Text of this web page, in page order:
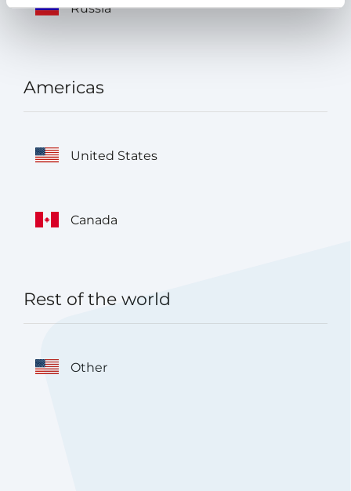
Russia
Americas
United States
Canada
Rest of the world
Other